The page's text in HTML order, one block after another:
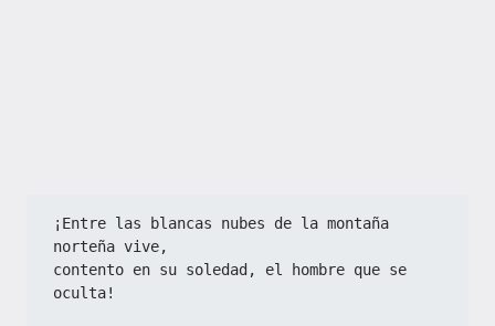
¡Entre las blancas nubes de la montaña
norteña vive,
contento en su soledad, el hombre que se
oculta!